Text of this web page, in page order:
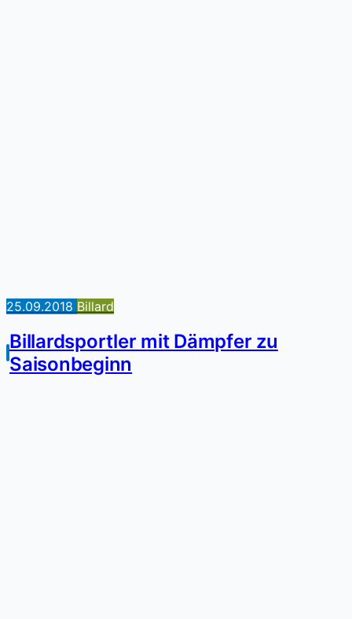
25.09.2018 Billard
Billardsportler mit Dämpfer zu
Saisonbeginn